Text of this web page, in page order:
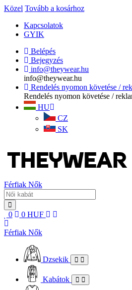
Közel Tovább a kosárhoz
Kapcsolatok
GYIK
Belépés
Bejegyzés
info@theywear.hu
info@theywear.hu
Rendelés nyomon követése /
Rendelés nyomon követése /
HU
CZ
SK
Férfiak Nők
0 0 HUF
Férfiak Nők
Dzsekik
Kabátok